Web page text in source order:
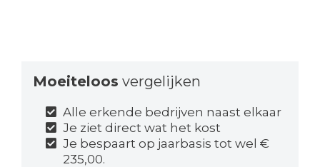
Moeiteloos vergelijken
Alle erkende bedrijven naast elkaar
Je ziet direct wat het kost
Je bespaart op jaarbasis tot wel €
235,00.